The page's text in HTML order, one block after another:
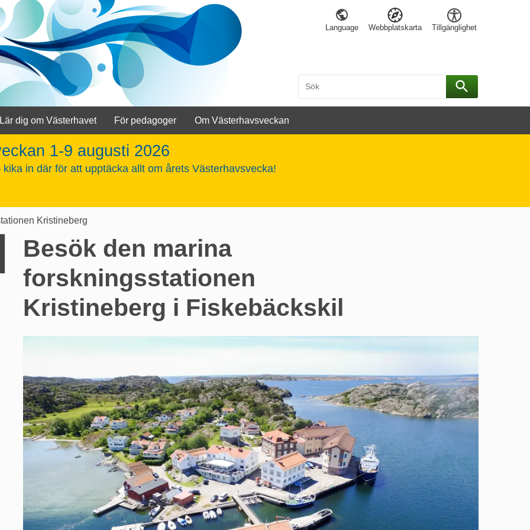
Language Webbplatskarta Tillgänglighet
Sök
Sök
Lär dig om Västerhavet För pedagoger Om Västerhavsveckan
1-9 augusti 2026
in där för att upptäcka allt om årets Västerhavsvecka!
Kristineberg
Besök den marina
forskningsstationen
Kristineberg i Fiskebäckskil